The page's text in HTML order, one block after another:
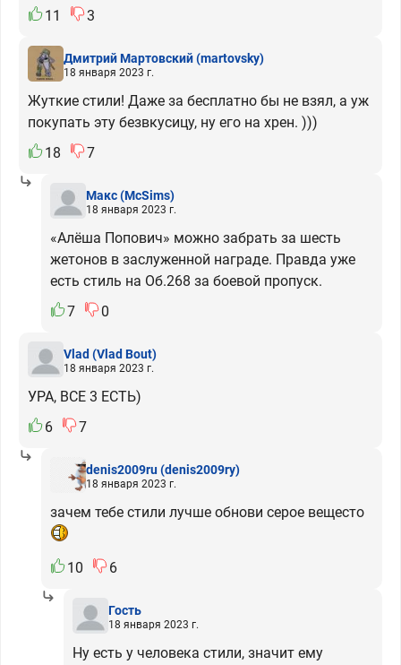
11
3
Дмитрий Мартовский(martovsky)
18 января 2023 г.
Жуткие стили! Даже за бесплатно бы не взял, а уж
покупать эту безвкусицу, ну его на хрен. )))
18
7
Макс(McSims)
18 января 2023 г.
«Алёша Попович» можно забрать за шесть
жетонов в заслуженной награде. Правда уже
есть стиль на Об.268 за боевой пропуск.
7
0
Vlad(Vlad Bout)
18 января 2023 г.
УРА, ВСЕ 3 ЕСТЬ)
6
7
denis2009ru(denis2009ry)
18 января 2023 г.
зачем тебе стили лучше обнови серое вещесто
10 6
Гость
18 января 2023 г.
Ну есть у человека стили, значит ему